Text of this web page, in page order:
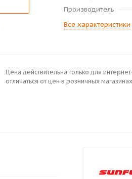
Производитель
Все характеристики
Цена действительна только для
отличаться от цен в розничных магазинах